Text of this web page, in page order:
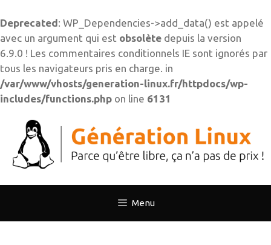
Deprecated: WP_Dependencies->add_data() est appelé
avec un argument qui est obsolète depuis la version
6.9.0 ! Les commentaires conditionnels IE sont ignorés par
tous les navigateurs pris en charge. in
/var/www/vhosts/generation-linux.fr/httpdocs/wp-
includes/functions.php on line 6131
contenu
Menu